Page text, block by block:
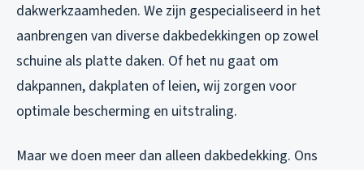
dakwerkzaamheden. We zijn gespecialiseerd in het
aanbrengen van diverse dakbedekkingen op zowel
schuine als platte daken. Of het nu gaat om
dakpannen, dakplaten of leien, wij zorgen voor
optimale bescherming en uitstraling.
Maar we doen meer dan alleen dakbedekking. Ons